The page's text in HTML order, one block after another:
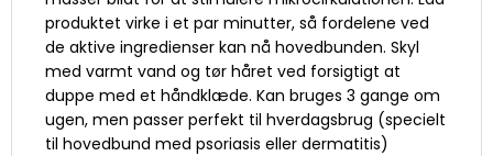
produktet virke i et par minutter, så fordelene ved
de aktive ingredienser kan nå hovedbunden. Skyl
med varmt vand og tør håret ved forsigtigt at
duppe med et håndklæde. Kan bruges 3 gange om
ugen, men passer perfekt til hverdagsbrug (specielt
til hovedbund med psoriasis eller dermatitis)